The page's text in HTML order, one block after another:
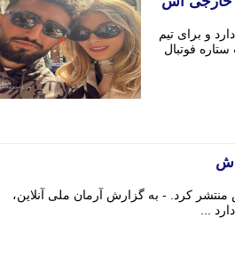
و برای تیم
فوتبال
اش
کرد. - به گزارش آرمان ملی آنلاین،
...